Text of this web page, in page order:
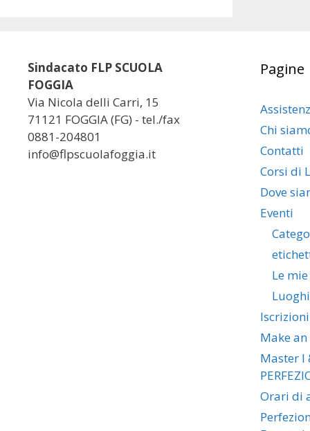
Sindacato FLP SCUOLA
FOGGIA
Via Nicola delli Carri, 15
71121 FOGGIA (FG) - tel./fax
0881-204801
info@flpscuolafoggia.it
Pagine
Chi
Contatti
Corsi di
Dove
Eventi
Le
Luoghi
Iscrizioni
Make
Master I
Orari di